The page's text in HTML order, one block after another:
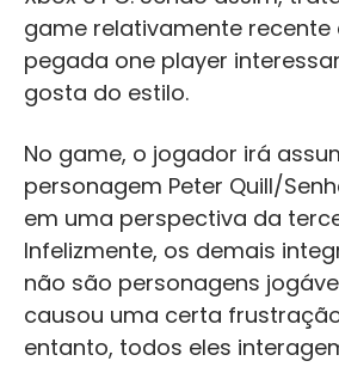
game relativamente recente
pegada one player
gosta do estilo.
No game, o jogador irá
personagem Peter Quill/
em uma perspectiva da
Infelizmente, os demais
não são personagens
causou uma certa
entanto, todos eles